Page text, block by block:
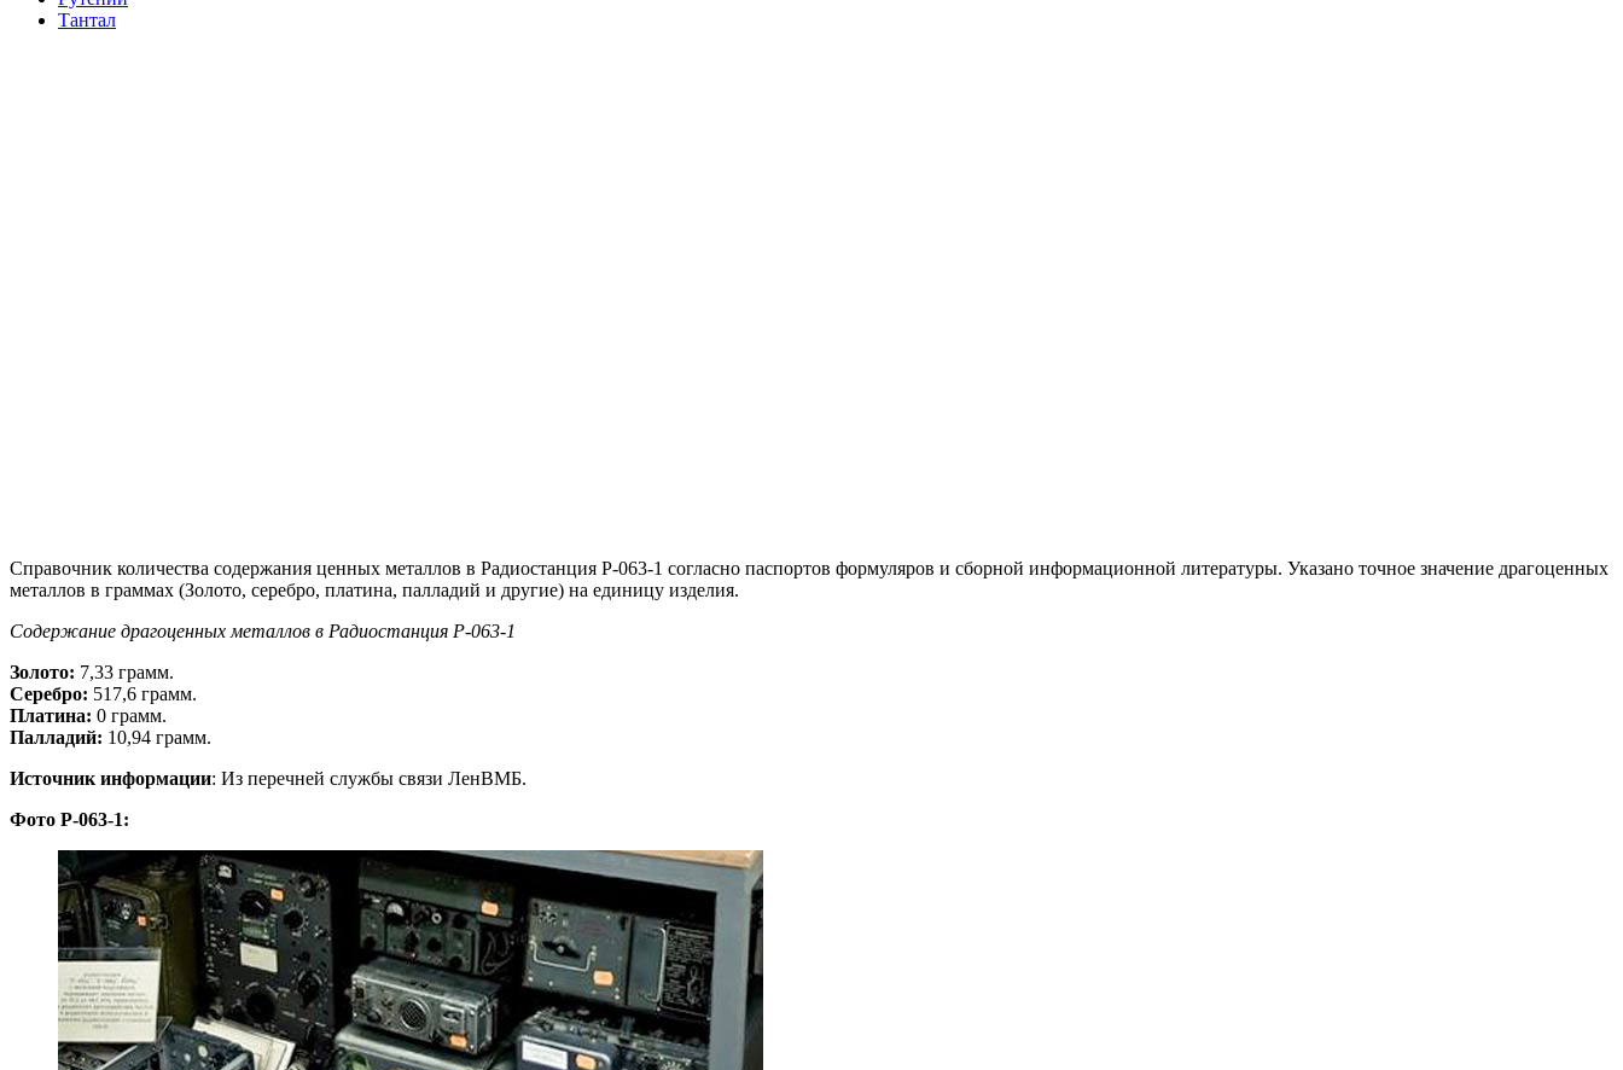
Тантал
Справочник количества содержания ценных металлов в Радиостанция Р-063-1 согласно паспортов формуляров и сборной информационной литературы. Указано точное значение драгоценных
металлов в граммах (Золото, серебро, платина, палладий и другие) на единицу изделия.
Содержание драгоценных металлов в Радиостанция Р-063-1
Золото: 7,33 грамм.
Серебро: 517,6 грамм.
Платина: 0 грамм.
Палладий: 10,94 грамм.
Источник информации: Из перечней службы связи ЛенВМБ.
Фото Р-063-1: